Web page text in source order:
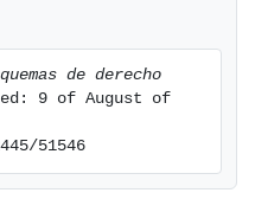
de derecho
9 of August of
51546